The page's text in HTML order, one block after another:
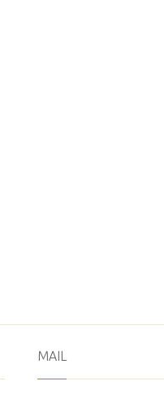
MAIL